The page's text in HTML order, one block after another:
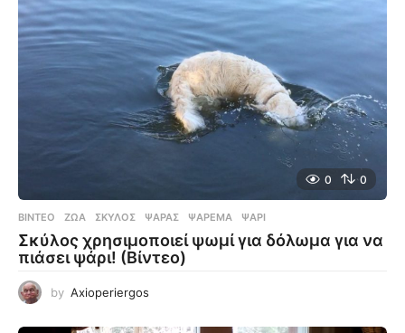
0 0
ΒΊΝΤΕΟ ΖΏΑ ,ΣΚΎΛΟΣ ,ΨΑΡΆΣ ,ΨΆΡΕΜΑ ,ΨΆΡΙ
Σκύλος χρησιμοποιεί ψωμί για δόλωμα για να
πιάσει ψάρι! (Βίντεο)
by Axioperiergos